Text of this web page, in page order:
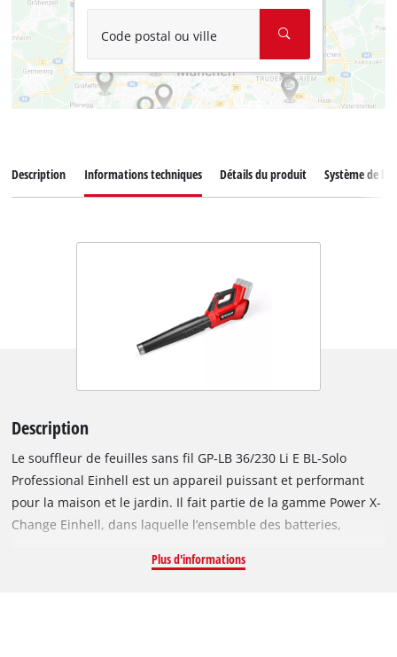
Code postal ou ville
Description Informations techniques Détails du produit Système de
Description
Le souffleur de feuilles sans fil GP-LB 36/230 Li E BL-Solo
Professional Einhell est un appareil puissant et performant
pour la maison et le jardin. Il fait partie de la gamme Power X-
Change Einhell, dans laquelle l’ensemble des batteries,
flexibilité. La technologie Twin-Pack 36 V associe deux
Plus d'informations